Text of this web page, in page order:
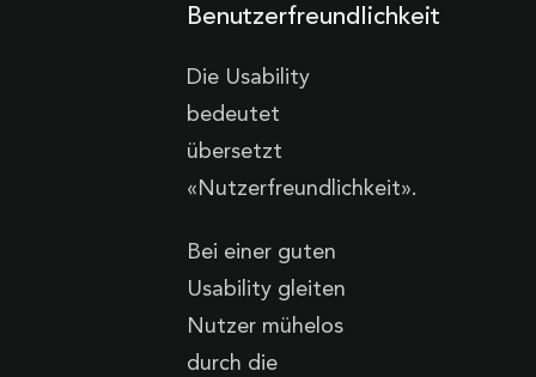
Benutzerfreundlichkeit
Die Usability
bedeutet
übersetzt
«Nutzerfreundlichkeit».
Bei einer guten
Usability gleiten
Nutzer mühelos
durch die